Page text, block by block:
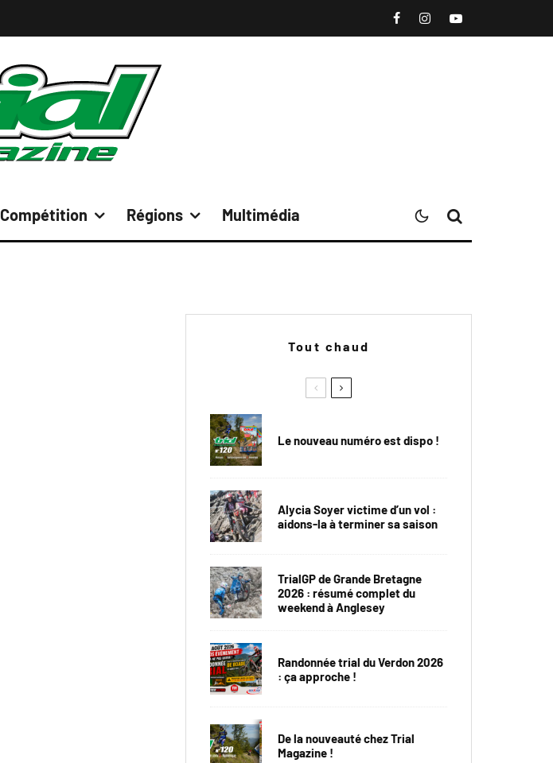
Compétition Régions Multimédia
Tout chaud
Le nouveau numéro est dispo !
Alycia Soyer victime d’un vol :
aidons-la à terminer sa saison
TrialGP de Grande Bretagne
2026 : résumé complet du
weekend à Anglesey
Randonnée trial du Verdon 2026
: ça approche !
De la nouveauté chez Trial
Magazine !